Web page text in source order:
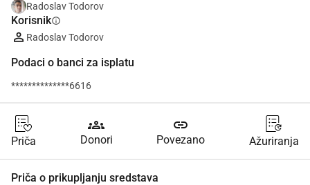
Radoslav Todorov
Korisnikinfo
Radoslav Todorov
Podaci o banci za isplatu
**************6616
Priča
groups
Donori
link
Povezano Ažuriranja
Priča o prikupljanju sredstava